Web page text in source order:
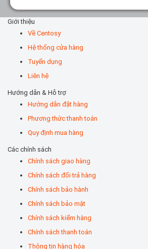
Giới thiệu
Về Centosy
Hệ thống cửa hàng
Tuyển dụng
Liên hệ
Hướng dẫn & Hỗ trợ
Hướng dẫn đặt hàng
Phương thức thanh toán
Quy định mua hàng
Các chính sách
Chính sách giao hàng
Chính sách đổi trả hàng
Chính sách bảo hành
Chính sách bảo mật
Chính sách kiểm hàng
Chính sách thanh toán
Thông tin hàng hóa